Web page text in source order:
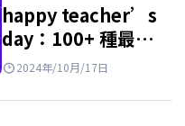
happy teacher’s
day：100+ 種最美，
最有意義的祝福語
2024年/10月/17日